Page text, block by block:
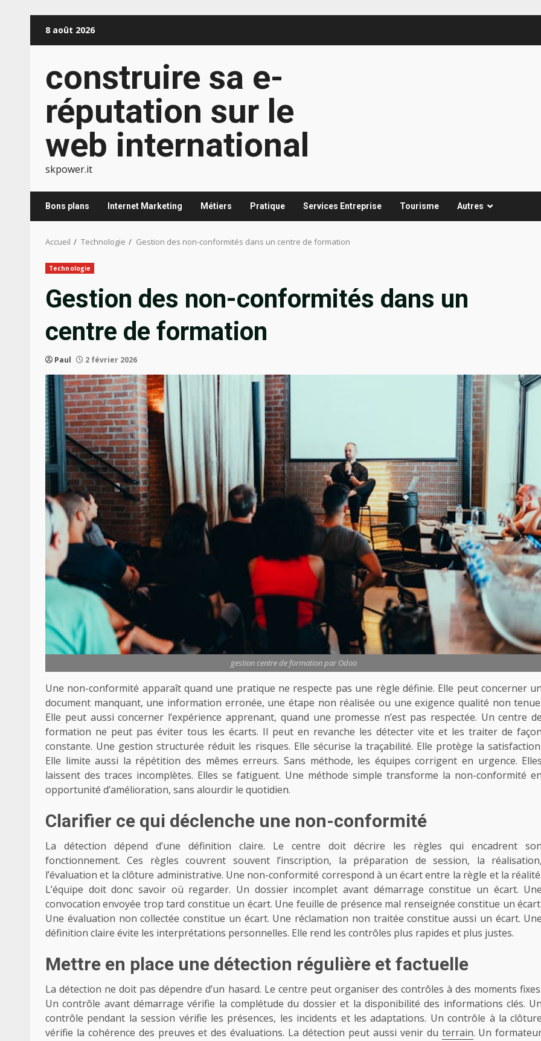
8 août 2026
construire sa e-
réputation sur le
web international
skpower.it
Bons plans Internet Marketing Métiers Pratique Services Entreprise Tourisme Autres
Accueil Technologie Gestion des non-conformités dans un centre de formation
Technologie
Gestion des non-conformités dans un
centre de formation
Paul 2 février 2026
gestion centre de formation par Odoo
Une non-conformité apparaît quand une pratique ne respecte pas une règle définie. Elle peut concerner un
document manquant, une information erronée, une étape non réalisée ou une exigence qualité non tenue.
Elle peut aussi concerner l’expérience apprenant, quand une promesse n’est pas respectée. Un centre de
formation ne peut pas éviter tous les écarts. Il peut en revanche les détecter vite et les traiter de façon
constante. Une gestion structurée réduit les risques. Elle sécurise la traçabilité. Elle protège la satisfaction.
Elle limite aussi la répétition des mêmes erreurs. Sans méthode, les équipes corrigent en urgence. Elles
laissent des traces incomplètes. Elles se fatiguent. Une méthode simple transforme la non-conformité en
opportunité d’amélioration, sans alourdir le quotidien.
Clarifier ce qui déclenche une non-conformité
La détection dépend d’une définition claire. Le centre doit décrire les règles qui encadrent son
fonctionnement. Ces règles couvrent souvent l’inscription, la préparation de session, la réalisation,
l’évaluation et la clôture administrative. Une non-conformité correspond à un écart entre la règle et la réalité.
L’équipe doit donc savoir où regarder. Un dossier incomplet avant démarrage constitue un écart. Une
convocation envoyée trop tard constitue un écart. Une feuille de présence mal renseignée constitue un écart.
Une évaluation non collectée constitue un écart. Une réclamation non traitée constitue aussi un écart. Une
définition claire évite les interprétations personnelles. Elle rend les contrôles plus rapides et plus justes.
Mettre en place une détection régulière et factuelle
La détection ne doit pas dépendre d’un hasard. Le centre peut organiser des contrôles à des moments fixes.
Un contrôle avant démarrage vérifie la complétude du dossier et la disponibilité des informations clés. Un
contrôle pendant la session vérifie les présences, les incidents et les adaptations. Un contrôle à la clôture
vérifie la cohérence des preuves et des évaluations. La détection peut aussi venir du terrain. Un